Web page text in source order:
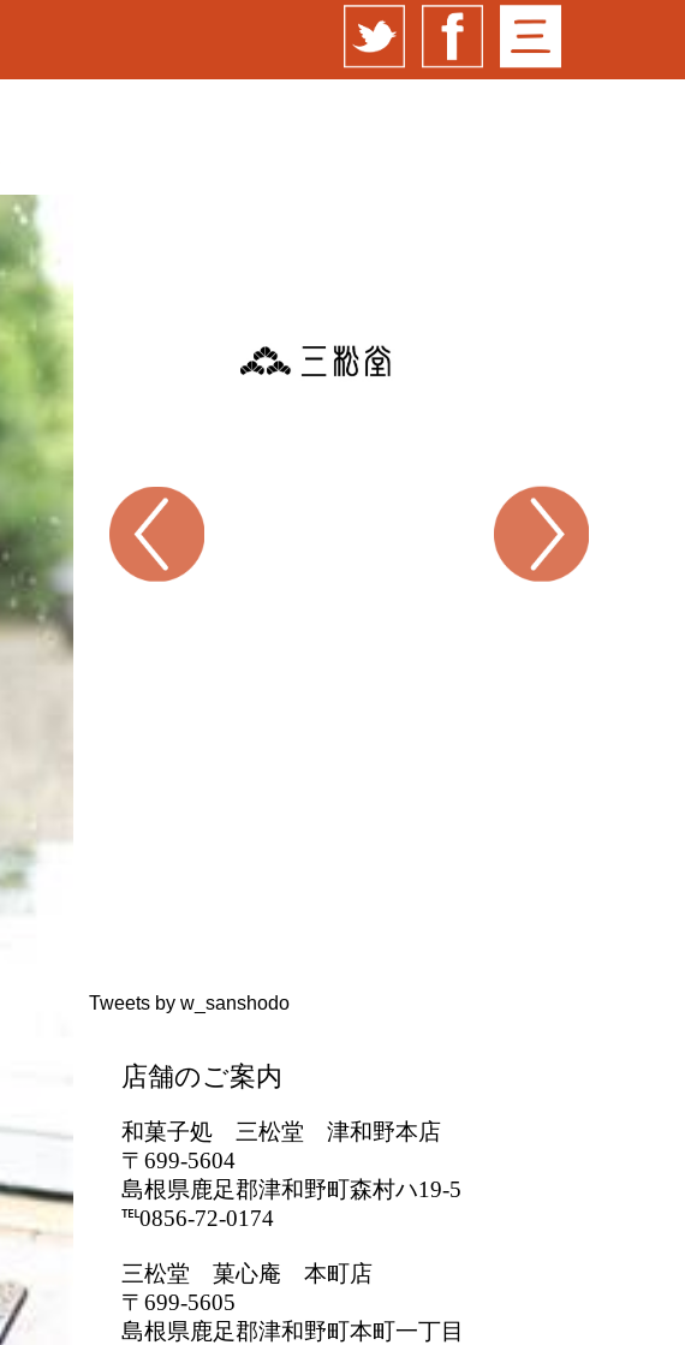
Tweets by w_sanshodo
店舗のご案内
和菓子処 三松堂 津和野本店
〒699-5604
島根県鹿足郡津和野町森村ハ19-5
℡0856-72-0174
三松堂 菓心庵 本町店
〒699-5605
島根県鹿足郡津和野町本町一丁目